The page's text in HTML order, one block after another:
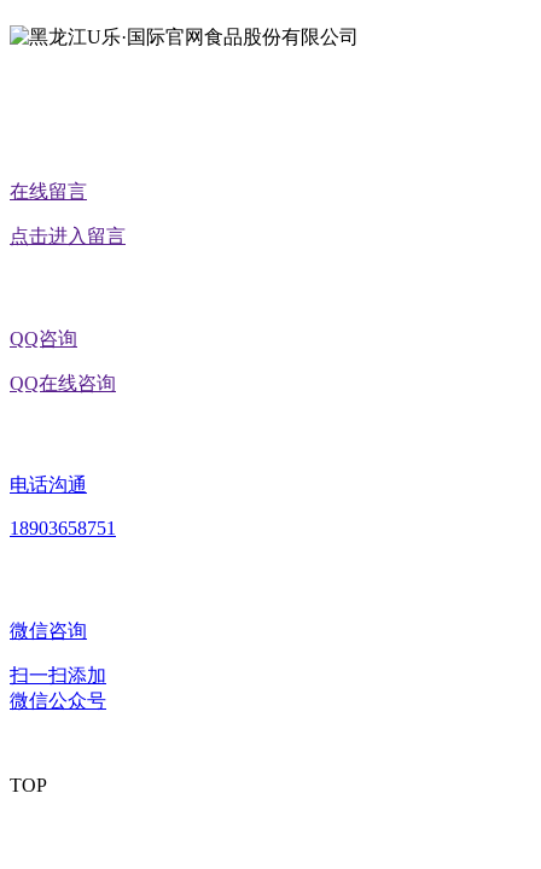
在线留言
点击进入留言
QQ咨询
QQ在线咨询
电话沟通
18903658751
微信咨询
扫一扫添加
微信公众号
TOP